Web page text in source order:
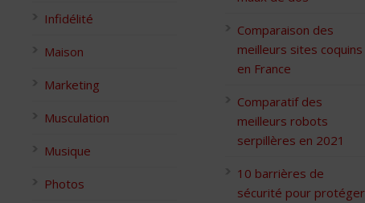
Infidélité
Maison
Marketing
Musculation
Musique
Photos
Comparaison des
meilleurs sites coquins
en France
Comparatif des
meilleurs robots
serpillères en 2021
10 barrières de
sécurité pour protéger